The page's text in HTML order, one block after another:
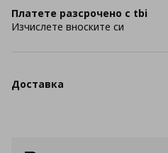
Платете разсрочено с tbi
Изчислете вноските си
Доставка